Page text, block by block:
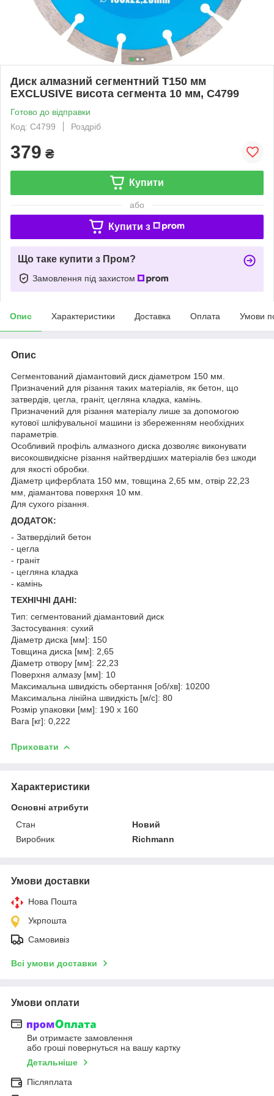
Диск алмазний сегментний T150 мм
EXCLUSIVE висота сегмента 10 мм, C4799
Готово до відправки
Код: C4799
Роздріб
379 ₴
Купити
або
Купити з
Що таке купити з Пром?
Замовлення під захистом
Опис Характеристики Доставка Оплата Умови
Опис
Сегментований діамантовий диск діаметром 150 мм.
Призначений для різання таких матеріалів, як бетон, що
затвердів, цегла, граніт, цегляна кладка, камінь.
Призначений для різання матеріалу лише за допомогою
кутової шліфувальної машини із збереженням необхідних
параметрів.
Особливий профіль алмазного диска дозволяє виконувати
високошвидкісне різання найтвердіших матеріалів без шкоди
для якості обробки.
Діаметр циферблата 150 мм, товщина 2,65 мм, отвір 22,23
мм, діамантова поверхня 10 мм.
Для сухого різання.
ДОДАТОК:
- Затверділий бетон
- цегла
- граніт
- цегляна кладка
- камінь
ТЕХНІЧНІ ДАНІ:
Тип: сегментований діамантовий диск
Застосування: сухий
Діаметр диска [мм]: 150
Товщина диска [мм]: 2,65
Діаметр отвору [мм]: 22,23
Поверхня алмазу [мм]: 10
Максимальна швидкість обертання [об/хв]: 10200
Максимальна лінійна швидкість [м/с]: 80
Розмір упаковки [мм]: 190 x 160
Вага [кг]: 0,222
Приховати
Характеристики
Основні атрибути
Стан
Новий
Виробник
Richmann
Умови доставки
Нова Пошта
Укрпошта
Самовивіз
Всі умови доставки
Умови оплати
Ви отримаєте замовлення
або гроші повернуться на вашу картку
Детальніше
Післяплата